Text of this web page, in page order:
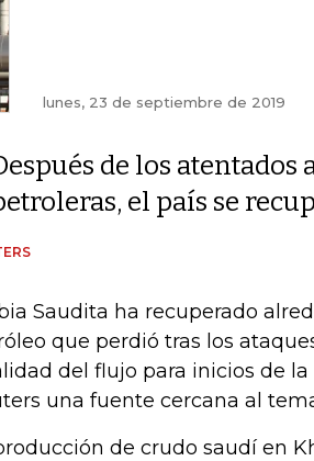
lunes, 23 de septiembre de 2019
de los atentados
el país se
Saudita ha recuperado
que perdió tras los
del flujo para inicios de
una fuente cercana al
de crudo saudí en